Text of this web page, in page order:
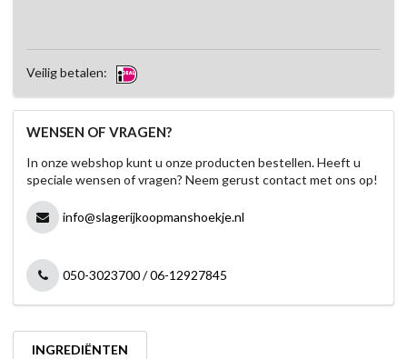
Veilig betalen:
WENSEN OF VRAGEN?
In onze webshop kunt u onze producten bestellen. Heeft u
speciale wensen of vragen? Neem gerust contact met ons op!
info@slagerijkoopmanshoekje.nl
050-3023700 / 06-12927845
INGREDIËNTEN